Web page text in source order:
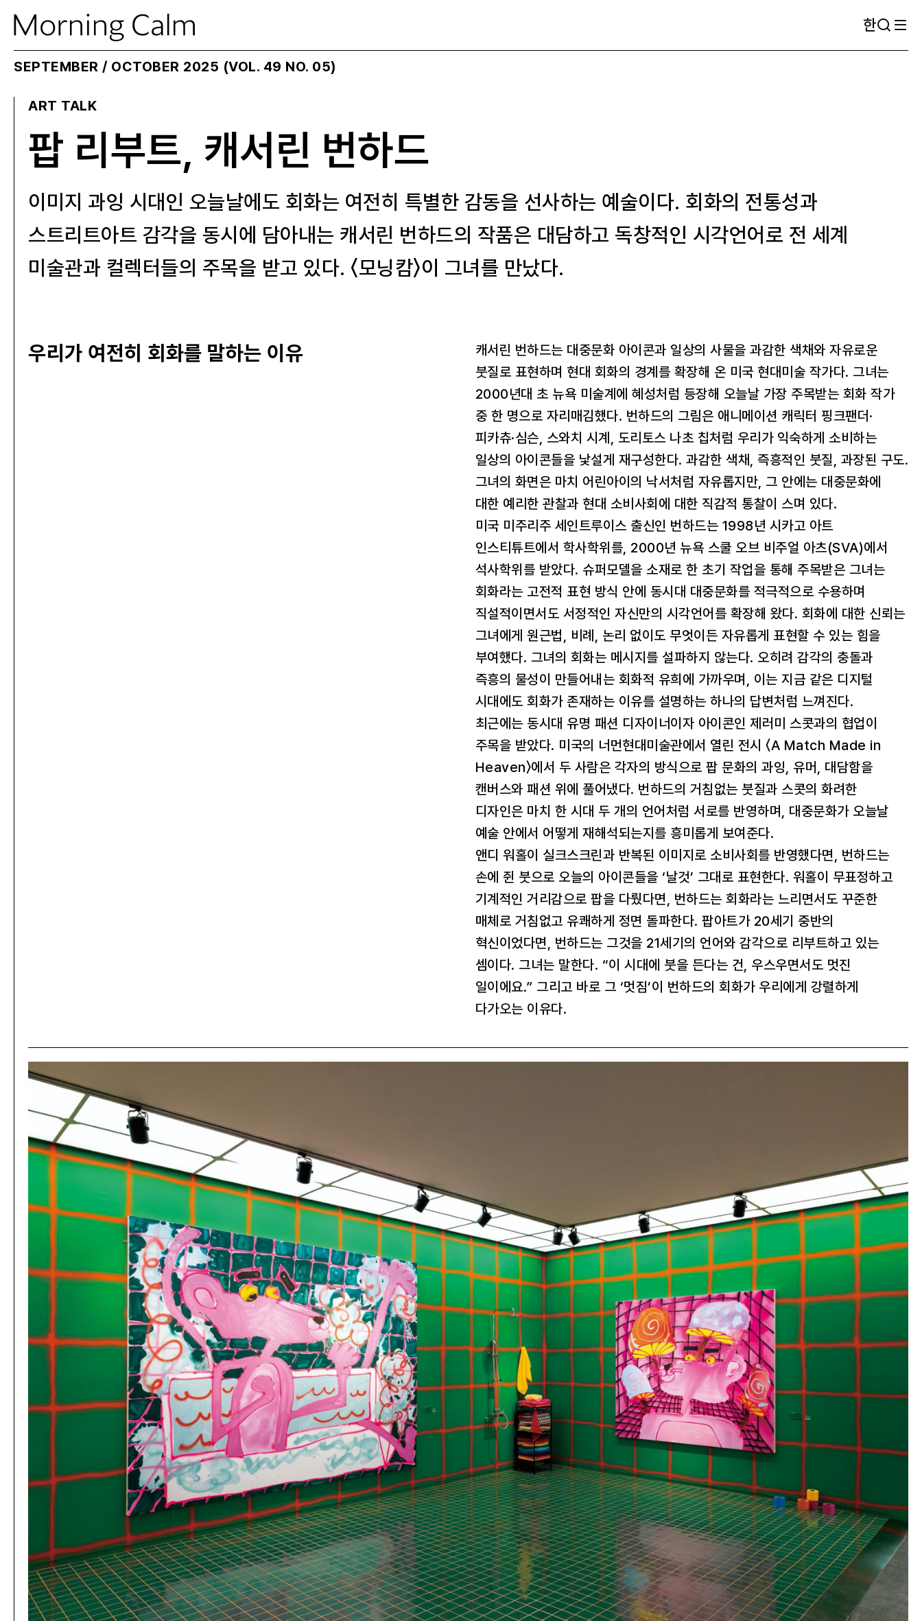
한
SEPTEMBER / OCTOBER 2025 (VOL. 49 NO. 05)
ART TALK
팝 리부트, 캐서린 번하드
이미지 과잉 시대인 오늘날에도 회화는 여전히 특별한 감동을 선사하는 예술이다. 회화의 전통성과
스트리트아트 감각을 동시에 담아내는 캐서린 번하드의 작품은 대담하고 독창적인 시각언어로 전 세계
미술관과 컬렉터들의 주목을 받고 있다. 〈모닝캄〉이 그녀를 만났다.
우리가 여전히 회화를 말하는 이유
캐서린 번하드는 대중문화 아이콘과 일상의 사물을 과감한 색채와 자유로운
붓질로 표현하며 현대 회화의 경계를 확장해 온 미국 현대미술 작가다. 그녀는
2000년대 초 뉴욕 미술계에 혜성처럼 등장해 오늘날 가장 주목받는 회화 작가
중 한 명으로 자리매김했다. 번하드의 그림은 애니메이션 캐릭터 핑크팬더·
피카츄·심슨, 스와치 시계, 도리토스 나초 칩처럼 우리가 익숙하게 소비하는
일상의 아이콘들을 낯설게 재구성한다. 과감한 색채, 즉흥적인 붓질, 과장된 구도.
그녀의 화면은 마치 어린아이의 낙서처럼 자유롭지만, 그 안에는 대중문화에
대한 예리한 관찰과 현대 소비사회에 대한 직감적 통찰이 스며 있다.
미국 미주리주 세인트루이스 출신인 번하드는 1998년 시카고 아트
인스티튜트에서 학사학위를, 2000년 뉴욕 스쿨 오브 비주얼 아츠(SVA)에서
석사학위를 받았다. 슈퍼모델을 소재로 한 초기 작업을 통해 주목받은 그녀는
회화라는 고전적 표현 방식 안에 동시대 대중문화를 적극적으로 수용하며
직설적이면서도 서정적인 자신만의 시각언어를 확장해 왔다. 회화에 대한 신뢰는
그녀에게 원근법, 비례, 논리 없이도 무엇이든 자유롭게 표현할 수 있는 힘을
부여했다. 그녀의 회화는 메시지를 설파하지 않는다. 오히려 감각의 충돌과
즉흥의 물성이 만들어내는 회화적 유희에 가까우며, 이는 지금 같은 디지털
시대에도 회화가 존재하는 이유를 설명하는 하나의 답변처럼 느껴진다.
최근에는 동시대 유명 패션 디자이너이자 아이콘인 제러미 스콧과의 협업이
주목을 받았다. 미국의 너먼현대미술관에서 열린 전시 〈A Match Made in
Heaven〉에서 두 사람은 각자의 방식으로 팝 문화의 과잉, 유머, 대담함을
캔버스와 패션 위에 풀어냈다. 번하드의 거침없는 붓질과 스콧의 화려한
디자인은 마치 한 시대 두 개의 언어처럼 서로를 반영하며, 대중문화가 오늘날
예술 안에서 어떻게 재해석되는지를 흥미롭게 보여준다.
앤디 워홀이 실크스크린과 반복된 이미지로 소비사회를 반영했다면, 번하드는
손에 쥔 붓으로 오늘의 아이콘들을 ‘날것’ 그대로 표현한다. 워홀이 무표정하고
기계적인 거리감으로 팝을 다뤘다면, 번하드는 회화라는 느리면서도 꾸준한
매체로 거침없고 유쾌하게 정면 돌파한다. 팝아트가 20세기 중반의
혁신이었다면, 번하드는 그것을 21세기의 언어와 감각으로 리부트하고 있는
셈이다. 그녀는 말한다. “이 시대에 붓을 든다는 건, 우스우면서도 멋진
일이에요.” 그리고 바로 그 ‘멋짐’이 번하드의 회화가 우리에게 강렬하게
다가오는 이유다.